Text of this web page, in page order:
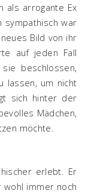
als arrogante Ex
sympathisch war
Bild von ihr
auf jeden Fall
beschlossen,
lassen, um nicht
sich hinter der
Mädchen,
möchte.
erlebt. Er
immer noch